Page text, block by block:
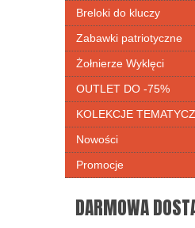
Breloki do kluczy
Zabawki patriotyczne
Żołnierze Wyklęci
OUTLET DO -75%
KOLEKCJE
Nowości
Promocje
DARMOWA